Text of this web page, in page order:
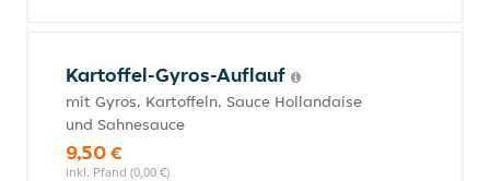
Kartoffel-Gyros-Auflauf
mit Gyros, Kartoffeln, Sauce Hollandaise
und Sahnesauce
9,50 €
inkl. Pfand (0,00 €)